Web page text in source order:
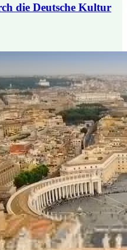
die Deutsche Kultur